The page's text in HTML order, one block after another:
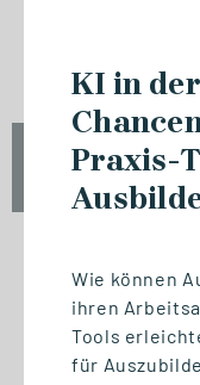
Fr., 18.
12:00 - 13:45 Uhr
KI in
Praxis-
Wie können
ihren
Tools
für